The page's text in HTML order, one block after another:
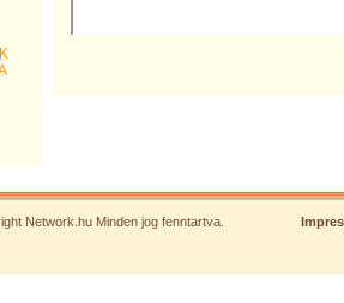
Network.hu Minden jog fenntartva.